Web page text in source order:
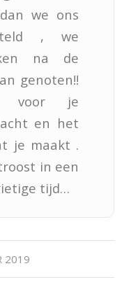
we ons
, we
na de
genoten!!
voor je
en het
je maakt .
in een
tijd…
2019